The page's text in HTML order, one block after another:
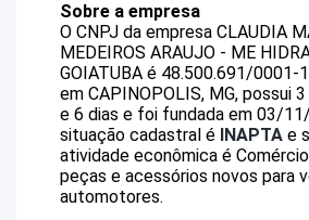
Sobre a empresa
O CNPJ da empresa CLAUDIA
MEDEIROS ARAUJO - ME
GOIATUBA é 48.500.691/0001-
em CAPINOPOLIS, MG, possui
e 6 dias e foi fundada em 03/
situação cadastral é INAPTA e
atividade econômica é
peças e acessórios novos para
automotores.